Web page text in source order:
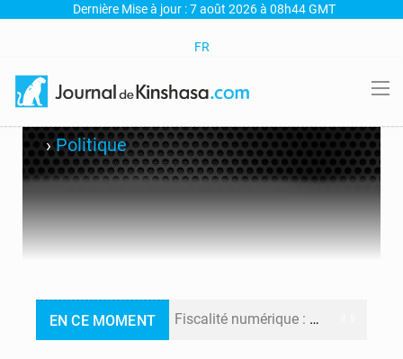
Dernière Mise à jour : 7 août 2026 à 08h44 GMT
FR
›Politique
EN CE MOMENT Fiscalité numérique : Seules les startups bénéficient de l’exonération, mais l’arrêté interministériel reste en vigueur (Mise au point)